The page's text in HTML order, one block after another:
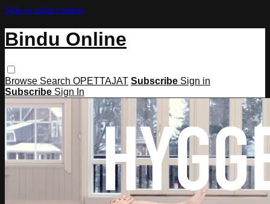
Skip to main content
Bindu Online
Browse Search OPETTAJAT Subscribe Sign in
Subscribe Sign In